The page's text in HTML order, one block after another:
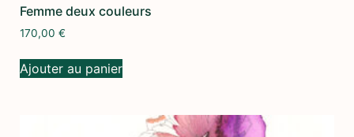
Femme deux couleurs
170,00 €
Ajouter au panier